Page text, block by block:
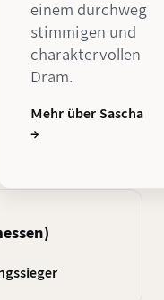
einem durchweg
stimmigen und
charaktervollen
Dram.
Mehr über Sascha
→